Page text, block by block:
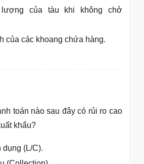
lượng của tàu khi không chở
của các khoang chứa hàng.
toán nào sau đây có rủi ro cao
khẩu?
dụng (L/C).